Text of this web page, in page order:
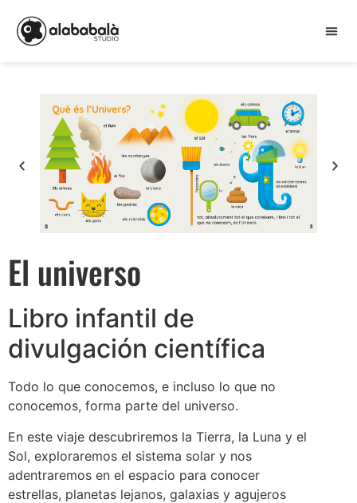
El universo
Libro infantil de
divulgación científica
Todo lo que conocemos, e incluso lo que no
conocemos, forma parte del universo.
En este viaje descubriremos la Tierra, la Luna y el
Sol, exploraremos el sistema solar y nos
adentraremos en el espacio para conocer
estrellas, planetas lejanos, galaxias y agujeros